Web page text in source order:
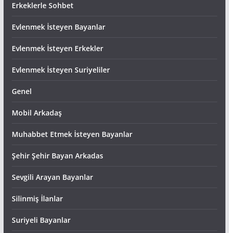
Erkeklerle Sohbet
Evlenmek İsteyen Bayanlar
Evlenmek İsteyen Erkekler
Evlenmek İsteyen Suriyeliler
Genel
Mobil Arkadaş
Muhabbet Etmek İsteyen Bayanlar
Şehir Şehir Bayan Arkadas
Sevgili Arayan Bayanlar
Silinmiş İlanlar
Suriyeli Bayanlar